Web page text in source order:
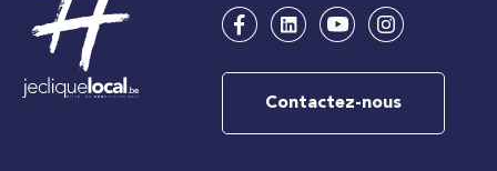
Contactez-nous